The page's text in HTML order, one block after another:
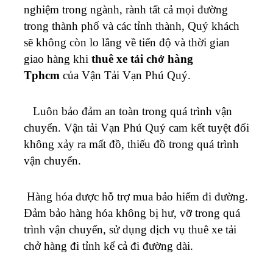
nghiệm trong ngành, rành tất cả mọi đường
trong thành phố và các tỉnh thành, Quý khách
sẽ không còn lo lắng về tiến độ và thời gian
giao hàng khi thuê xe tải chở hàng
Tphcm của Vận Tải Vạn Phú Quý.
Luôn bảo đảm an toàn trong quá trình vận
chuyển. Vận tải Vạn Phú Quý cam kết tuyệt đối
không xảy ra mất đồ, thiếu đồ trong quá trình
vận chuyển.
Hàng hóa được hỗ trợ mua bảo hiểm đi đường.
Đảm bảo hàng hóa không bị hư, vỡ trong quá
trình vận chuyển, sử dụng dịch vụ thuê xe tải
chở hàng đi tỉnh kể cả đi đường dài.